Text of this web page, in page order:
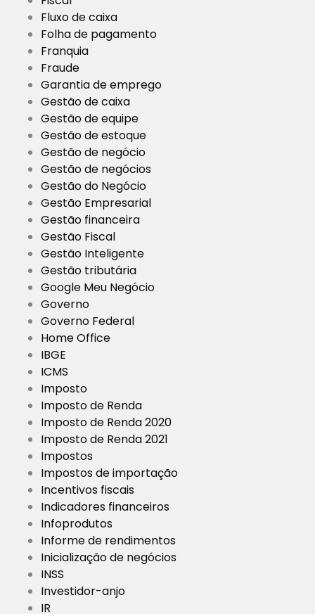
Fluxo de caixa
Folha de pagamento
Franquia
Fraude
Garantia de emprego
Gestão de caixa
Gestão de equipe
Gestão de estoque
Gestão de negócio
Gestão de negócios
Gestão do Negócio
Gestão Empresarial
Gestão financeira
Gestão Fiscal
Gestão Inteligente
Gestão tributária
Google Meu Negócio
Governo
Governo Federal
Home Office
IBGE
ICMS
Imposto
Imposto de Renda
Imposto de Renda 2020
Imposto de Renda 2021
Impostos
Impostos de importação
Incentivos fiscais
Indicadores financeiros
Infoprodutos
Informe de rendimentos
Inicialização de negócios
INSS
Investidor-anjo
IR